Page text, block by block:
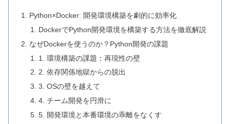
Python×Docker: 開発環境構築を劇的に効率化
DockerでPython開発環境を構築する方法を徹底解説
なぜDockerを使うのか？Python開発の課題
1. 環境構築の課題：再現性の壁
2. 依存関係地獄からの脱出
3. OSの壁を越えて
4. チーム開発を円滑に
5. 開発環境と本番環境の乖離をなくす